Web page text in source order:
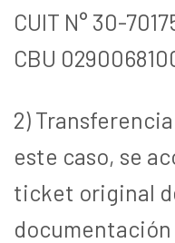
CUIT N° 30-
CBU
2)
este caso, se
ticket original